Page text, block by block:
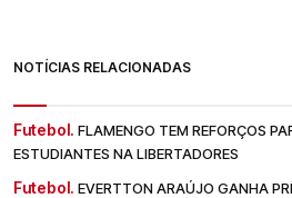
NOTÍCIAS RELACIONADAS
Futebol. FLAMENGO TEM REFORÇOS
ESTUDIANTES NA LIBERTADORES
Futebol. EVERTTON ARAÚJO GANHA